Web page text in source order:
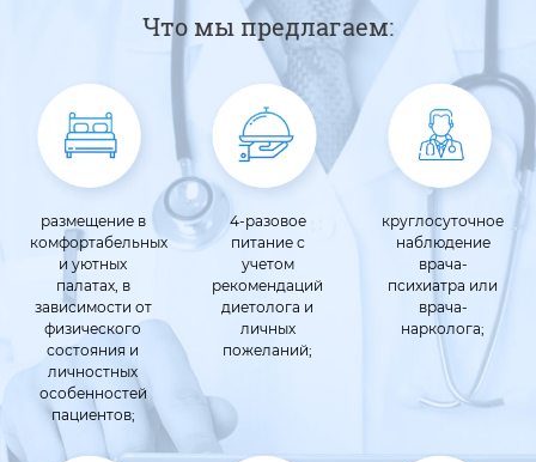
Что мы предлагаем:
размещение в
комфортабельных
и уютных
палатах, в
зависимости от
физического
состояния и
личностных
особенностей
пациентов;
4-разовое
питание с
учетом
рекомендаций
диетолога и
личных
пожеланий;
круглосуточное
наблюдение
врача-
психиатра или
врача-
нарколога;